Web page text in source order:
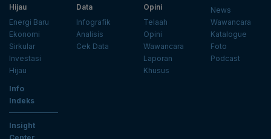
Hijau
Energi Baru
Ekonomi
Sirkular
Investasi
Hijau
Data
Infografik
Analisis
Cek Data
Opini
Telaah
Opini
Wawancara
Laporan
Khusus
News
Wawancara
Katalogue
Foto
Podcast
Info
Indeks
Insight